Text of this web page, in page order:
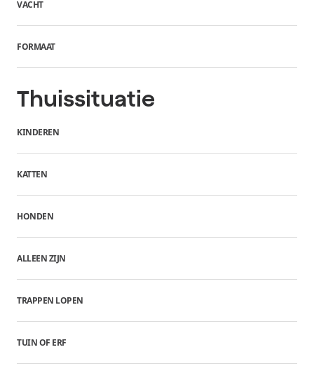
VACHT
FORMAAT
Thuissituatie
KINDEREN
KATTEN
HONDEN
ALLEEN ZIJN
TRAPPEN LOPEN
TUIN OF ERF